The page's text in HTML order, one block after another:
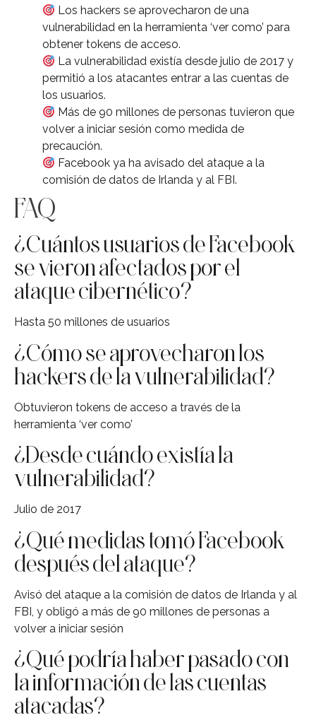
Los hackers se aprovecharon de una
vulnerabilidad en la herramienta ‘ver como’ para
obtener tokens de acceso.
La vulnerabilidad existía desde julio de 2017 y
permitió a los atacantes entrar a las cuentas de
los usuarios.
Más de 90 millones de personas tuvieron que
volver a iniciar sesión como medida de
precaución.
Facebook ya ha avisado del ataque a la
comisión de datos de Irlanda y al FBI.
FAQ
¿Cuántos usuarios de Facebook
se vieron afectados por el
ataque cibernético?
Hasta 50 millones de usuarios
¿Cómo se aprovecharon los
hackers de la vulnerabilidad?
Obtuvieron tokens de acceso a través de la
herramienta ‘ver como’
¿Desde cuándo existía la
vulnerabilidad?
Julio de 2017
¿Qué medidas tomó Facebook
después del ataque?
Avisó del ataque a la comisión de datos de Irlanda y al
FBI, y obligó a más de 90 millones de personas a
volver a iniciar sesión
¿Qué podría haber pasado con
la información de las cuentas
atacadas?